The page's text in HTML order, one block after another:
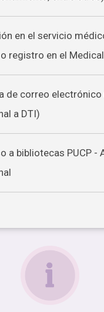
en el servicio
registro en el
de correo
a DTI)
a bibliotecas PUCP -